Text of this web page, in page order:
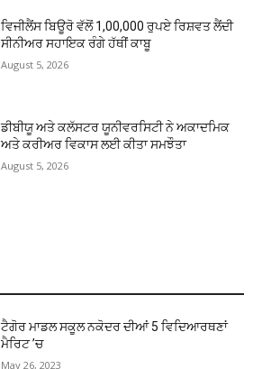
ਵਿਜੀਲੈਂਸ ਬਿਊਰੋ ਵੱਲੋਂ 1,00,000 ਰੁਪਏ ਰਿਸ਼ਵਤ ਲੈਂਦੀ
ਸੀਨੀਅਰ ਸਹਾਇਕ ਰੰਗੇ ਹੱਥੀਂ ਕਾਬੂ
August 5, 2026
ਡੀਬੀਯੂ ਅਤੇ ਕਲੱਸਟਰ ਯੂਨੀਵਰਸਿਟੀ ਨੇ ਅਕਾਦਮਿਕ
ਅਤੇ ਕਰੀਅਰ ਵਿਕਾਸ ਲਈ ਕੀਤਾ ਸਮਝੌਤਾ
August 5, 2026
ਟੈਗੋਰ ਮਾਡਲ ਸਕੂਲ ਨਕੋਦਰ ਦੀਆਂ 5 ਵਿਦਿਆਰਥਣਾਂ
ਮੈਰਿਟ ’ਚ
May 26, 2023